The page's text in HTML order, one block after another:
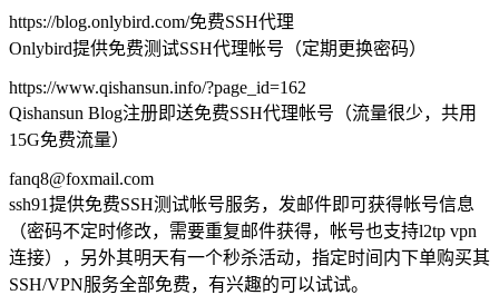
https://blog.onlybird.com/免费SSH代理
Onlybird提供免费测试SSH代理帐号（定期更换密码）
https://www.qishansun.info/?page_id=162
Qishansun Blog注册即送免费SSH代理帐号（流量很少，共用
15G免费流量）
fanq8@foxmail.com
ssh91提供免费SSH测试帐号服务，发邮件即可获得帐号信息
（密码不定时修改，需要重复邮件获得，帐号也支持l2tp vpn
连接），另外其明天有一个秒杀活动，指定时间内下单购买其
SSH/VPN服务全部免费，有兴趣的可以试试。